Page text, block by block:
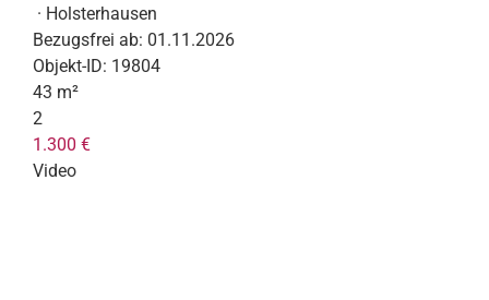
· Holsterhausen
Bezugsfrei ab: 01.11.2026
Objekt-ID: 19804
43 m²
2
1.300 €
Video